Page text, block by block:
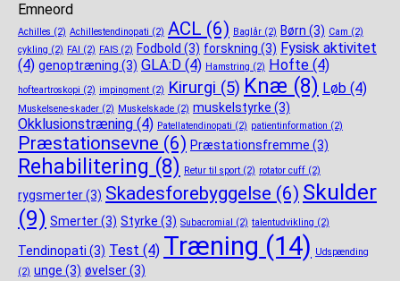
Emneord
Achilles (2) Achillestendinopati (2) ACL (6) Baglår (2) Børn (3) Cam (2)
cykling (2) FAI (2) FAIS (2) Fodbold (3) forskning (3) Fysisk aktivitet
(4) genoptræning (3) GLA:D (4) Hamstring (2) Hofte (4)
hofteartroskopi (2) impingment (2) Kirurgi (5) Knæ (8) Løb (4)
Muskelsene-skader (2) Muskelskade (2) muskelstyrke (3)
Okklusionstræning (4) Patellatendinopati (2) patientinformation (2)
Præstationsevne (6) Præstationsfremme (3)
Rehabilitering (8) Retur til sport (2) rotator cuff (2)
rygsmerter(3) Skadesforebyggelse (6) Skulder
(9) Smerter(3) Styrke (3) Subacromial (2) talentudvikling (2)
Tendinopati (3) Test (4) Træning (14) Udspænding
(2) unge (3) øvelser(3)